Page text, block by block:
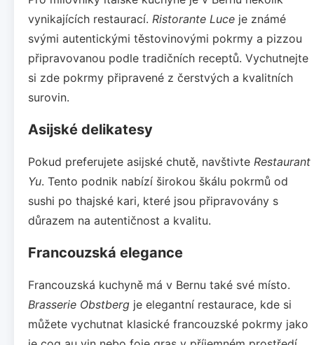
vynikajících restaurací. Ristorante Luce je známé
svými autentickými těstovinovými pokrmy a pizzou
připravovanou podle tradičních receptů. Vychutnejte
si zde pokrmy připravené z čerstvých a kvalitních
surovin.
Asijské delikatesy
Pokud preferujete asijské chutě, navštivte Restaurant
Yu. Tento podnik nabízí širokou škálu pokrmů od
sushi po thajské kari, které jsou připravovány s
důrazem na autentičnost a kvalitu.
Francouzská elegance
Francouzská kuchyně má v Bernu také své místo.
Brasserie Obstberg je elegantní restaurace, kde si
můžete vychutnat klasické francouzské pokrmy jako